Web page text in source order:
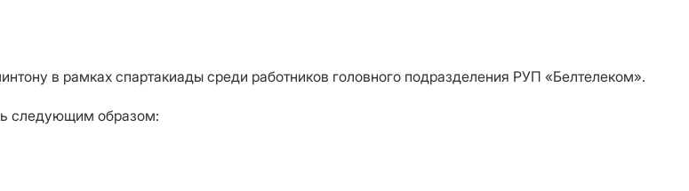
в рамках спартакиады среди работников головного подразделения РУП «Белтелеком».
следующим образом: